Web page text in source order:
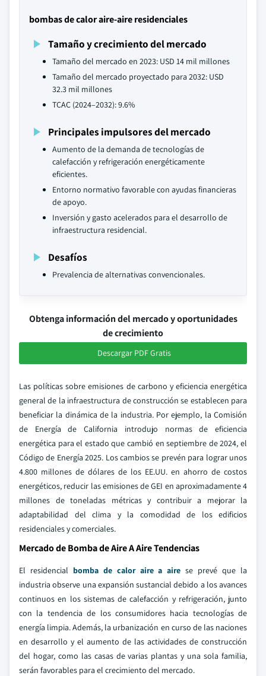
bombas de calor aire-aire residenciales
Tamaño y crecimiento del mercado
Tamaño del mercado en 2023: USD 14 mil millones
Tamaño del mercado proyectado para 2032: USD
32.3 mil millones
TCAC (2024–2032): 9.6%
Principales impulsores del mercado
Aumento de la demanda de tecnologías de
calefacción y refrigeración energéticamente
eficientes.
Entorno normativo favorable con ayudas financieras
de apoyo.
Inversión y gasto acelerados para el desarrollo de
infraestructura residencial.
Desafíos
Prevalencia de alternativas convencionales.
Obtenga información del mercado y oportunidades
de crecimiento
Descargar PDF Gratis
Las políticas sobre emisiones de carbono y eficiencia energética
general de la infraestructura de construcción se establecen para
beneficiar la dinámica de la industria. Por ejemplo, la Comisión
de Energía de California introdujo normas de eficiencia
energética para el estado que cambió en septiembre de 2024, el
Código de Energía 2025. Los cambios se prevén para lograr unos
4.800 millones de dólares de los EE.UU. en ahorro de costos
energéticos, reducir las emisiones de GEI en aproximadamente 4
millones de toneladas métricas y contribuir a mejorar la
adaptabilidad del clima y la comodidad de los edificios
residenciales y comerciales.
Mercado de Bomba de Aire A Aire Tendencias
El residencial bomba de calor aire a aire se prevé que la
industria observe una expansión sustancial debido a los avances
continuos en los sistemas de calefacción y refrigeración, junto
con la tendencia de los consumidores hacia tecnologías de
energía limpia. Además, la urbanización en curso de las naciones
en desarrollo y el aumento de las actividades de construcción
del hogar, como las casas de varias plantas y una sola familia,
serán favorables para el crecimiento del mercado.